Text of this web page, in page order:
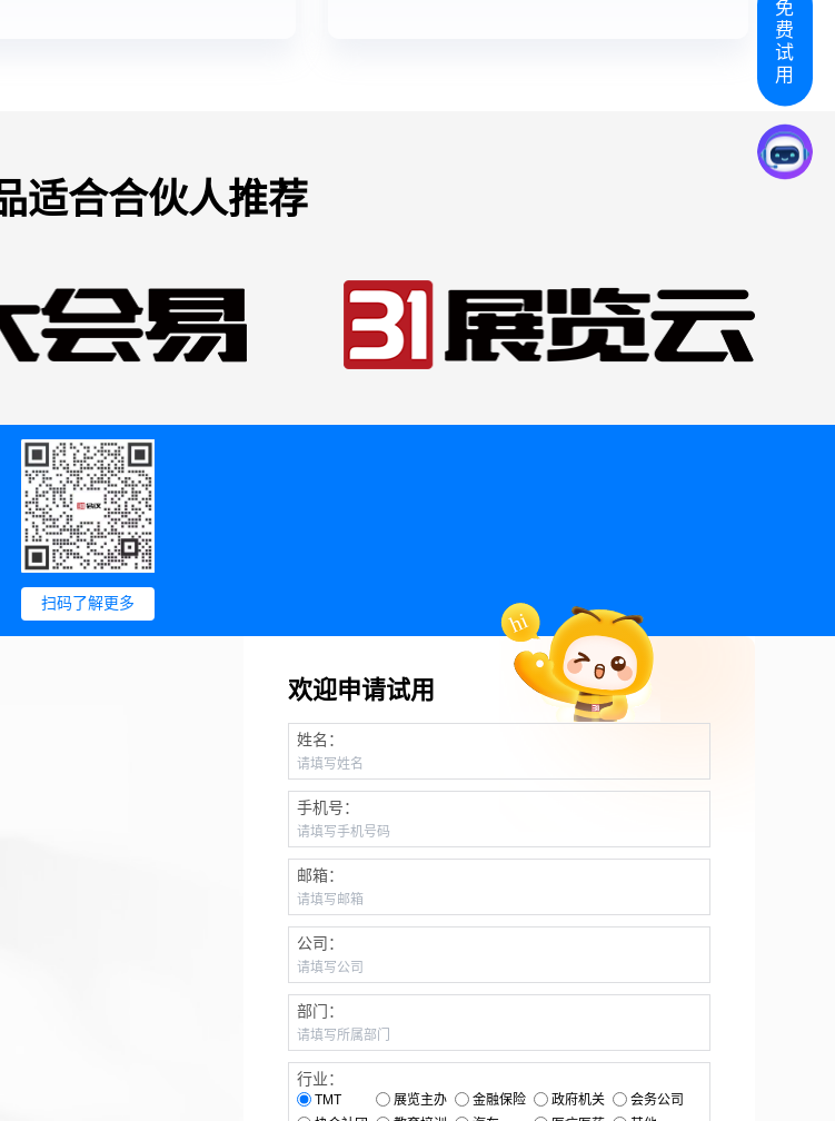
适合合伙人推荐
扫码了解更多
欢迎申请试用
姓名：
手机号：
邮箱：
公司：
部门：
行业：
TMT 展览主办 金融保险 政府机关
会务公司
免
费
试
用